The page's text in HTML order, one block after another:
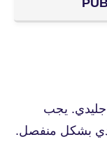
جليدي. يجب
بشكل منفصل.